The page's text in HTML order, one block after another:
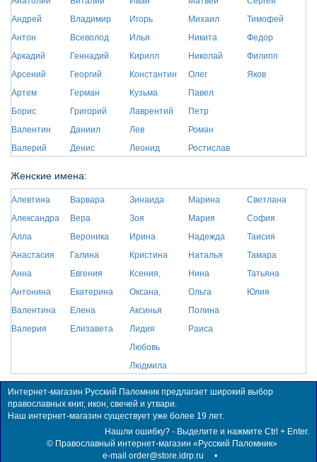
Андрей
Антон
Аркадий
Арсений
Артем
Борис
Валентин
Валерий
Владимир
Всеволод
Геннадий
Георгий
Герман
Григорий
Даниил
Денис
Игорь
Илья
Кирилл
Константин
Кузьма
Лаврентий
Лев
Леонид
Михаил
Никита
Николай
Олег
Павел
Петр
Роман
Ростислав
Тимофей
Федор
Филипп
Яков
Женские имена:
Алевтина
Александра
Алла
Анастасия
Анна
Антонина
Валентина
Валерия
Варвара
Вера
Вероника
Галина
Евгения
Екатерина
Елена
Елизавета
Зинаида
Зоя
Ирина
Кристина
Ксения,
Оксана,
Аксинья
Лидия
Любовь
Людмила
Марина
Мария
Надежда
Наталья
Нина
Ольга
Полина
Раиса
Светлана
София
Таисия
Тамара
Татьяна
Юлия
Интернет-магазин Русский Паломник предлагает широкий выбор
православных книг, икон, свечей и утвари.
Наш интернет-магазин существует уже более 19 лет.
Нашли ошибку? - Выделите и нажмите Ctrl + Enter.
© Православный интернет-магазин «Русский Паломник»
e-mail order@store.idrp.ru •